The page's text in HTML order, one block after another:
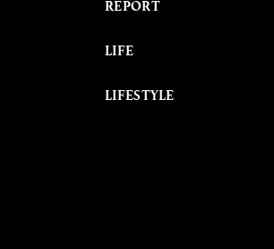
REPORT
LIFE
LIFESTYLE